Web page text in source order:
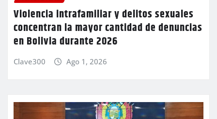
Violencia intrafamiliar y delitos sexuales
concentran la mayor cantidad de denuncias
en Bolivia durante 2026
Clave300 Ago 1, 2026